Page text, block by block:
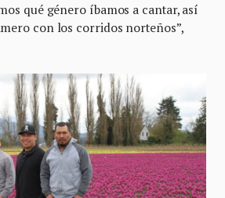
qué género íbamos a cantar, así
con los corridos norteños”,